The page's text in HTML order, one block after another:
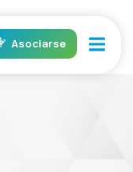
Asociarse